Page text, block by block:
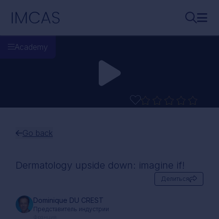
IMCAS
Academy
Go back
Dermatology upside down: imagine if!
Делиться
Dominique DU CREST
Представитель индустрии